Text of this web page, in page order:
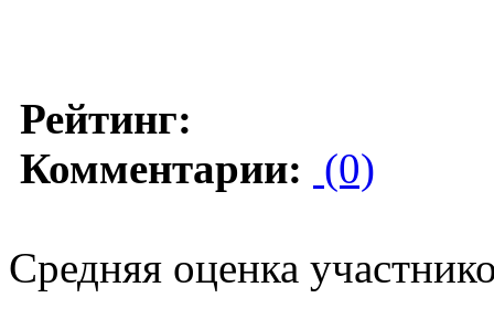
Рейтинг:
Комментарии: (0)
Средняя оценка